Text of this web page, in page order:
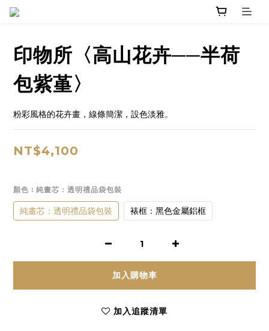
印物所〈高山花卉──半荷
包紫堇〉
粉彩風格的花卉畫，線條簡潔，設色淡雅。
NT$4,100
顏色 : 純畫芯：透明禮品袋包裝
純畫芯：透明禮品袋包裝 裱框：黑色金屬鋁框
加入購物車
加入追蹤清單